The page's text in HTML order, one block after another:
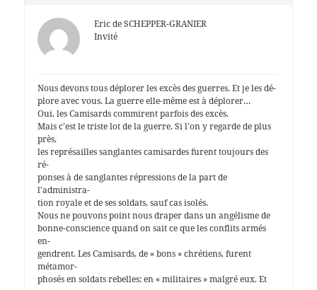
Eric de SCHEPPER-GRANIER
Invité
Nous devons tous déplorer les excès des guerres. Et je les dé-
plore avec vous. La guerre elle-même est à déplorer…
Oui, les Camisards commirent parfois des excès.
Mais c’est le triste lot de la guerre. Si l’on y regarde de plus
près,
les représailles sanglantes camisardes furent toujours des
ré-
ponses à de sanglantes répressions de la part de
l’administra-
tion royale et de ses soldats, sauf cas isolés.
Nous ne pouvons point nous draper dans un angélisme de
bonne-conscience quand on sait ce que les conflits armés
en-
gendrent. Les Camisards, de « bons » chrétiens, furent
métamor-
phosés en soldats rebelles; en « militaires » malgré eux. Et